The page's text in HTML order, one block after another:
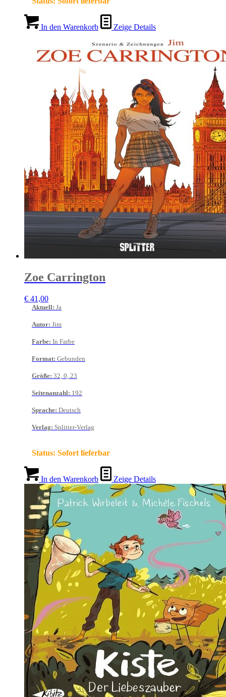
In den Warenkorb Zeige Details
Zoe Carrington
€ 41,00
Aktuell: Ja
Autor: Jim
Farbe: In Farbe
Format: Gebunden
Größe: 32, 0, 23
Seitenanzahl: 192
Sprache: Deutsch
Verlag: Splitter-Verlag
Status: Sofort lieferbar
In den Warenkorb Zeige Details